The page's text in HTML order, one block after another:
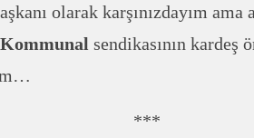
olarak karşınızdayım ama
Kommunal sendikasının kardeş
***